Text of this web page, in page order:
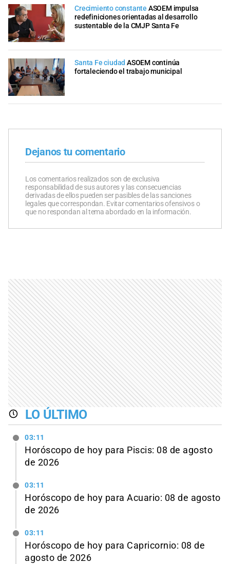
Crecimiento constante ASOEM impulsa
redefiniciones orientadas al desarrollo
sustentable de la CMJP Santa Fe
Santa Fe ciudad ASOEM continúa
fortaleciendo el trabajo municipal
Dejanos tu comentario
Los comentarios realizados son de exclusiva
responsabilidad de sus autores y las consecuencias
derivadas de ellos pueden ser pasibles de las sanciones
legales que correspondan. Evitar comentarios ofensivos o
que no respondan al tema abordado en la información.
LO ÚLTIMO
03:11
Horóscopo de hoy para Piscis: 08 de agosto
de 2026
03:11
Horóscopo de hoy para Acuario: 08 de agosto
de 2026
03:11
Horóscopo de hoy para Capricornio: 08 de
agosto de 2026